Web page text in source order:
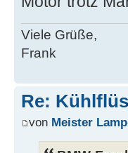
Viele Grüße,
Frank
Re:
von Meister